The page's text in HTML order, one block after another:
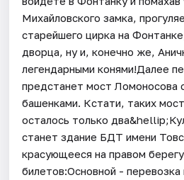
Михайловского замка,
старейшего цирка на
дворца, ну и, конечно же,
легендарными конями!Далее
предстанет мост Ломоносова
башенками. Кстати, таких
осталось только
станет здание БДТ имени
красующееся на правом
билетов:Основной -